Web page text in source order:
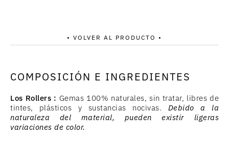
• VOLVER AL PRODUCTO •
COMPOSICIÓN E INGREDIENTES
Los Rollers : Gemas 100% naturales, sin tratar, libres de
tintes, plásticos y sustancias nocivas. Debido a la
naturaleza del material, pueden existir ligeras
variaciones de color.